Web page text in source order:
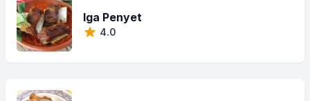
Iga Penyet
4.0